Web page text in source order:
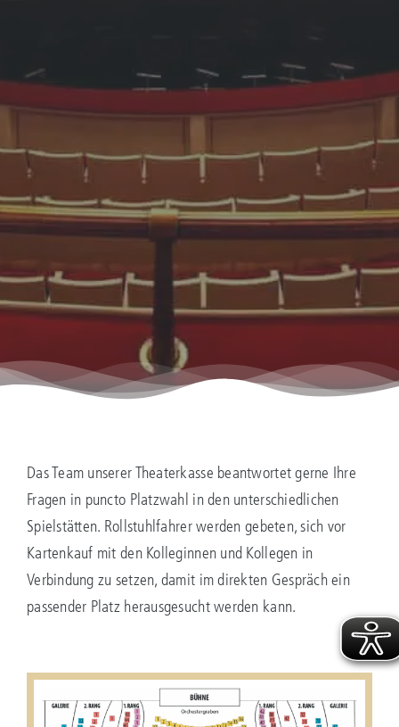
Das Team unserer Theaterkasse beantwortet gerne Ihre
Fragen in puncto Platzwahl in den unterschiedlichen
Spielstätten. Rollstuhlfahrer werden gebeten, sich vor
Kartenkauf mit den Kolleginnen und Kollegen in
Verbindung zu setzen, damit im direkten Gespräch ein
passender Platz herausgesucht werden kann.